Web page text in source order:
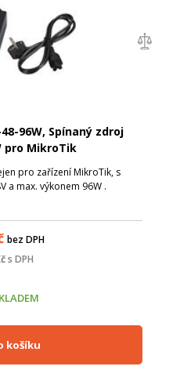
96W, Spínaný zdroj
pro MikroTik
pro zařízení MikroTik, s
a max. výkonem 96W .
bez DPH
s DPH
košíku